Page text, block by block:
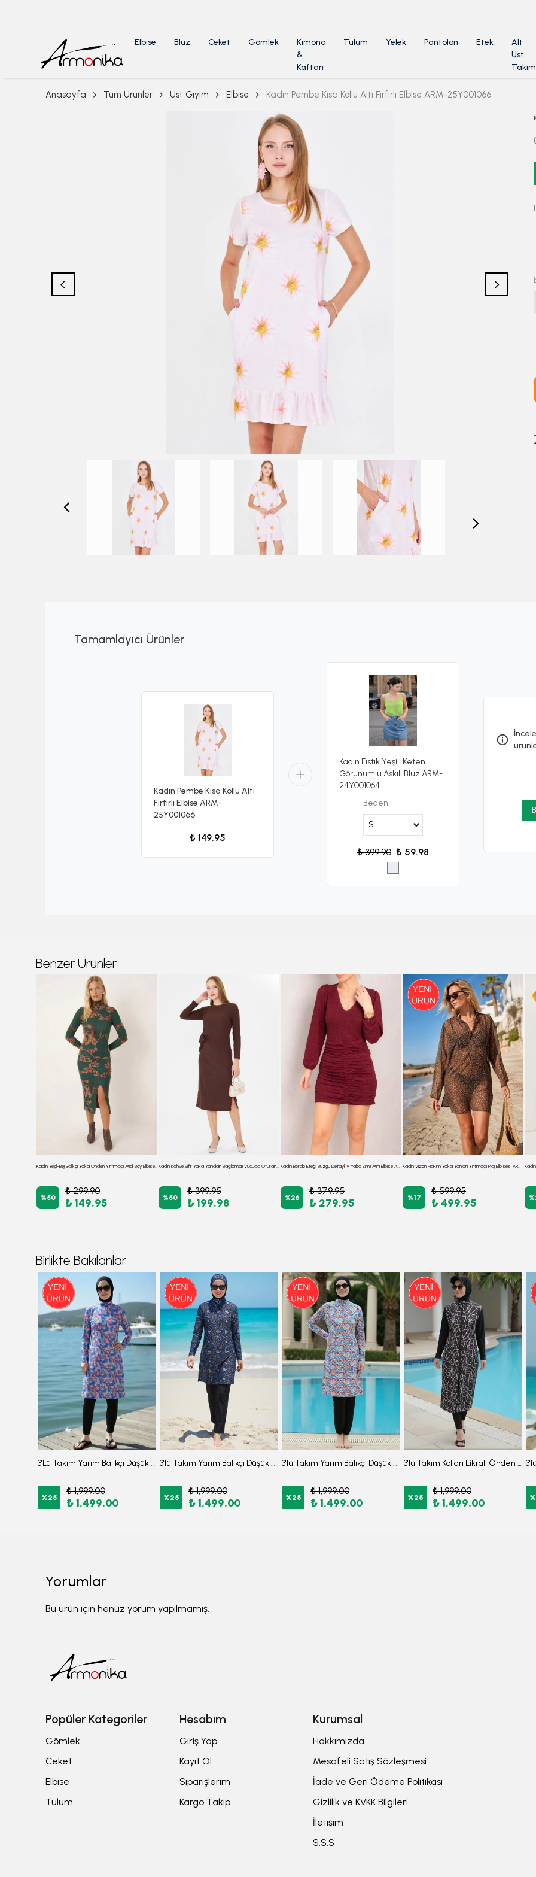
Elbise Bluz Ceket Gömlek
Kimono
&
Kaftan
Tulum Yelek Pantolon Etek
Alt
Üst
Takım
Anasayfa Tüm Ürünler Üst Giyim Elbise Kadın Pembe Kısa Kollu Altı Fırfırlı Elbise ARM-25Y001066
Tamamlayıcı Ürünler
Kadın Pembe Kısa Kollu Altı
Fırfırlı Elbise ARM-
25Y001066
₺ 149.95
Kadın Fıstık Yeşili Keten
Görünümlü Askılı Bluz ARM-
24Y001064
Beden
₺ 399.90 ₺ 59.98
Benzer Ürünler
Kadın Yeşil-Bej Balıkçı Yaka Önden Yırtmaçlı Midi Boy Elbise ARM-26K001064
%50
₺ 299.90
₺ 149.95
Kadın Kahve Sıfır Yaka Yandan Bağlamalı Vücuda Oturan Midi Boy Likralı Elbise ARM-26K001001
%50
₺ 399.95
₺ 199.98
Kadın Bordo Eteği Büzgü Detaylı V Yaka Simli Mini Elbise ARM-24K001050
%26
₺ 379.95
₺ 279.95
Kadın Vizon Hakim Yaka Yanları Yırtmaçlı Plaj Elbisesi ARM-26Y001138
%17
₺ 599.95
₺ 499.95 %
Birlikte Bakılanlar
3'Lü Takım Yarım Balıkçı Düşük Omuz Yarasakol Likralı Kumaş Burkini Tesettür Mayo D48
%25
₺ 1,999.00
₺ 1,499.00
3'lü Takım Yarım Balıkçı Düşük Omuz Yarasakol Likralı Kumaş Burkini Tesettür Mayo D32
%25
₺ 1,999.00
₺ 1,499.00
3'lü Takım Yarım Balıkçı Düşük Omuz Yarasakol Likralı Kumaş Burkini Tesettür Mayo D49
%25
₺ 1,999.00
₺ 1,499.00
3'lü Takım Kolları Likralı Önden Fermuarlı Yırtmaçlı Maksi Burkini Tesettür Mayo D26
%25
₺ 1,999.00
₺ 1,499.00 %
Yorumlar
Bu ürün için henüz yorum yapılmamış.
Popüler Kategoriler
Gömlek
Ceket
Elbise
Tulum
Hesabım
Giriş Yap
Kayıt Ol
Siparişlerim
Kargo Takip
Kurumsal
Hakkımızda
Mesafeli Satış Sözleşmesi
İade ve Geri Ödeme Politikası
Gizlilik ve KVKK Bilgileri
İletişim
S.S.S